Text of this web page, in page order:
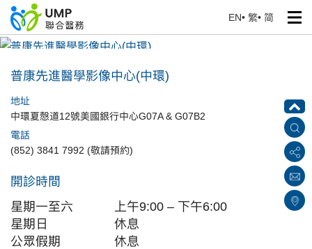
EN• 繁• 简
普康先進醫學影像中心(中環)
普康先進醫學影像中心(中環)
地址
中環夏慤道12號美國銀行中心G07A & G07B2
電話
(852) 3841 7992 (敬請預約)
開診時間
星期一至六
上午9:00 – 下午6:00
星期日
休息
公眾假期
休息